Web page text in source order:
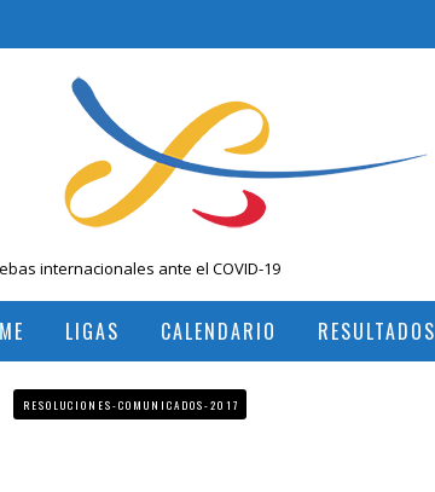
internacionales ante el COVID-19
LIGAS CALENDARIO RESULTADOS
RESOLUCIONES-COMUNICADOS-2017